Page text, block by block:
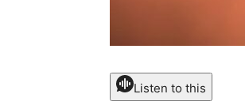
Listen to this